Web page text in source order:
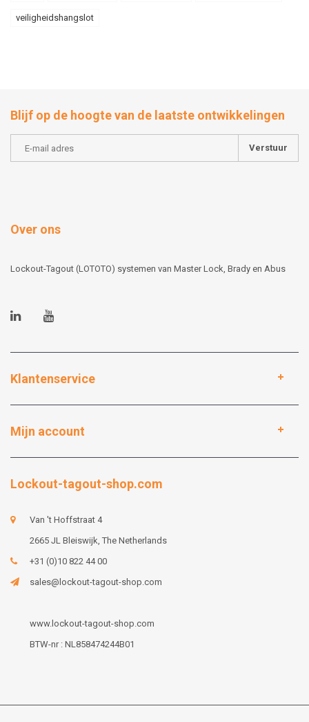
veiligheidshangslot
Blijf op de hoogte van de laatste ontwikkelingen
Verstuur
Over ons
Lockout-Tagout (LOTOTO) systemen van Master Lock, Brady en Abus
Klantenservice
Mijn account
Lockout-tagout-shop.com
Van 't Hoffstraat 4
2665 JL Bleiswijk, The Netherlands
+31 (0)10 822 44 00
sales@lockout-tagout-shop.com
www.lockout-tagout-shop.com
BTW-nr : NL858474244B01